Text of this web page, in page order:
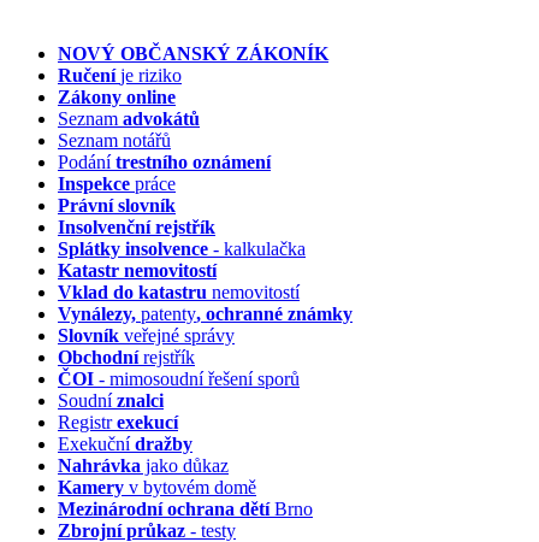
NOVÝ OBČANSKÝ ZÁKONÍK
Ručeníje riziko
Zákony online
Seznam advokátů
Seznam notářů
Podánítrestního oznámení
Inspekce práce
Právní slovník
Insolvenčnírejstřík
Splátky insolvence - kalkulačka
Katastr nemovitostí
Vklad do katastru nemovitostí
Vynálezy, patenty, ochranné známky
Slovník veřejné správy
Obchodnírejstřík
ČOI - mimosoudní řešení sporů
Soudníznalci
Registrexekucí
Exekučnídražby
Nahrávka jako důkaz
Kamery v bytovém domě
Mezinárodní ochrana dětíBrno
Zbrojní průkaz - testy